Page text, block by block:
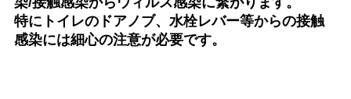
特にトイレのドアノブ、水栓レバー等からの接触
感染には細心の注意が必要です。